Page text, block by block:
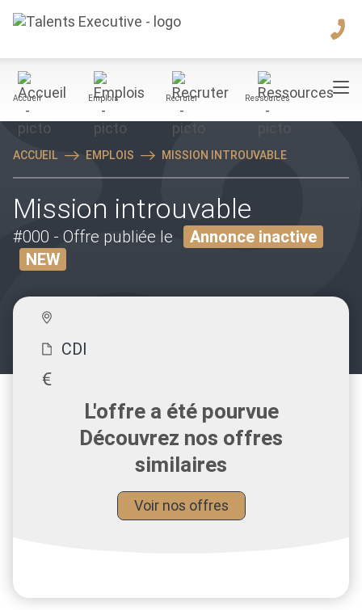
Accueil Emplois Recruter Ressources
ACCUEIL EMPLOIS MISSION INTROUVABLE
Mission introuvable
#000 - Offre publiée le
Annonce inactive
NEW
CDI
L'offre a été pourvue
Découvrez nos offres
similaires
Voir nos offres